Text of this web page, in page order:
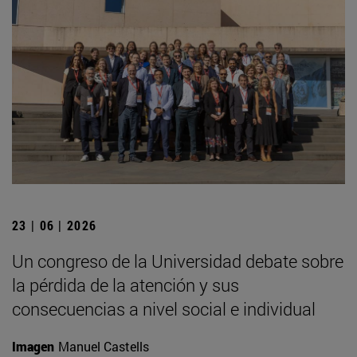
23 | 06 | 2026
Un congreso de la Universidad debate sobre
la pérdida de la atención y sus
consecuencias a nivel social e individual
Imagen Manuel Castells